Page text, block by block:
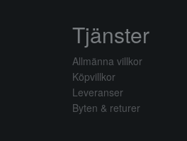
Tjänster
Allmänna villkor
Köpvillkor
Leveranser
Byten & returer